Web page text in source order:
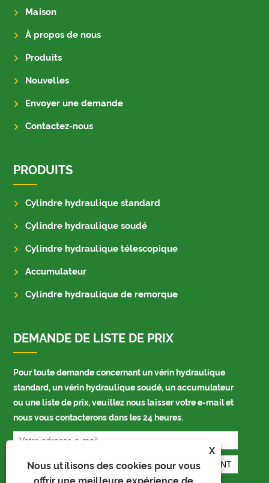
X
Nous utilisons des cookies pour vous
Maison
À propos de nous
Produits
Nouvelles
Envoyer une demande
Contactez-nous
PRODUITS
Cylindre hydraulique standard
Cylindre hydraulique soudé
Cylindre hydraulique télescopique
Accumulateur
Cylindre hydraulique de remorque
DEMANDE DE LISTE DE PRIX
Pour toute demande concernant un vérin hydraulique
standard, un vérin hydraulique soudé, un accumulateur
ou une liste de prix, veuillez nous laisser votre e-mail et
nous vous contacterons dans les 24 heures.